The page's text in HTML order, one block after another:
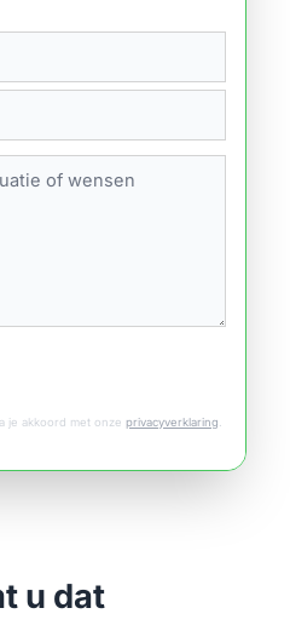
je akkoord met onze privacyverklaring
u dat